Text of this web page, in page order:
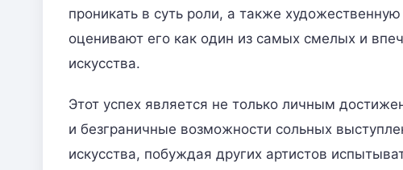
проникать в суть роли, а также
оценивают его как один из самых смелых и
искусства.
Этот успех является не только личным
и безграничные возможности сольных
искусства, побуждая других артистов